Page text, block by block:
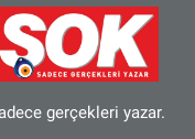
gerçekleri yazar.